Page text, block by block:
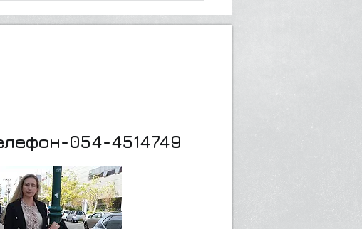
054-4514749